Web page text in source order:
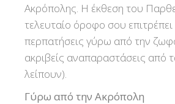
Ακρόπολης. Η έκθεση του
τελευταίο όροφο σου
περπατήσεις γύρω από την
ακριβείς αναπαραστάσεις από
λείπουν).
Γύρω από την Ακρόπολη